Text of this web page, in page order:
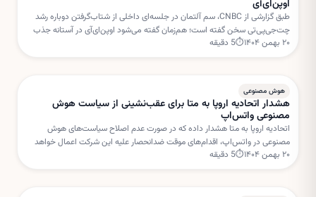
اوپن‌ای‌آی
طبق گزارشی از CNBC، سم آلتمان در جلسه‌ای داخلی از شتاب‌گرفتن دوباره رشد
چت‌جی‌پی‌تی سخن گفته است؛ هم‌زمان گفته می‌شود اوپن‌ای‌آی در آستانه جذب
دور جدیدی از سرمایه‌گذاری با ارزش‌گذاری بسیار بالا است.
۲۰ بهمن ۱۴۰۴ ⏱
5 دقیقه
هوش مصنوعی
هشدار اتحادیه اروپا به متا برای عقب‌نشینی از سیاست هوش
مصنوعی واتس‌اپ
اتحادیه اروپا به متا هشدار داده که در صورت عدم اصلاح سیاست‌های هوش
مصنوعی در واتس‌اپ، اقدام‌های موقت ضدانحصار علیه این شرکت اعمال خواهد
شد. بروکسل نگران استفاده متا از داده‌های کاربران برای خدمات هوش مصنوعی
۲۰ بهمن ۱۴۰۴ ⏱
5 دقیقه